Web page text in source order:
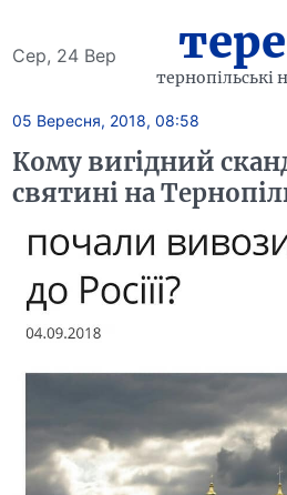
Сер, 24 Вер
тернопільські
05 Вересня, 2018, 08:58
Кому вигідний
святині на